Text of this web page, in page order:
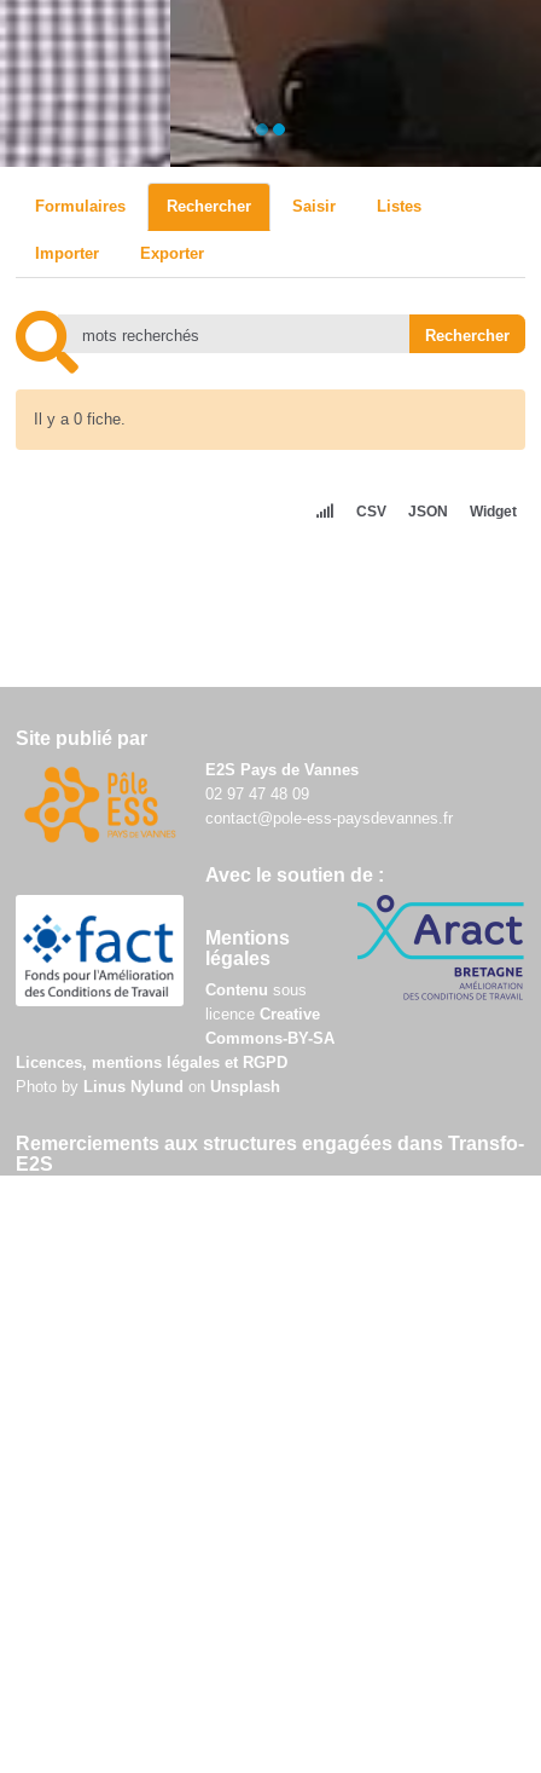
Formulaires Rechercher Saisir Listes
Importer Exporter
Il y a 0 fiche.
CSV JSON Widget
Site publié par
E2S Pays de Vannes
02 97 47 48 09
contact@pole-ess-paysdevannes.fr
Avec le soutien de :
Mentions
légales
Contenu sous
licence Creative
Commons-BY-SA
Licences, mentions légales et RGPD
Photo by Linus Nylund on Unsplash
Remerciements aux structures engagées dans Transfo-
E2S